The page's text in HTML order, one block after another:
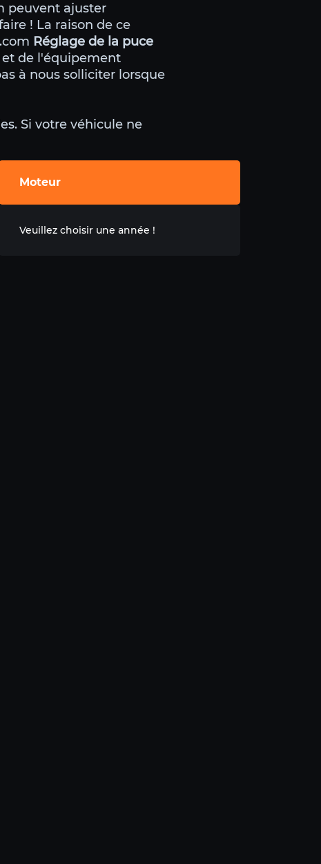
peuvent ajuster
! La raison de ce
Réglage de la puce
et de l'équipement
à nous solliciter lorsque
Si votre véhicule ne
Moteur
Veuillez choisir une année !